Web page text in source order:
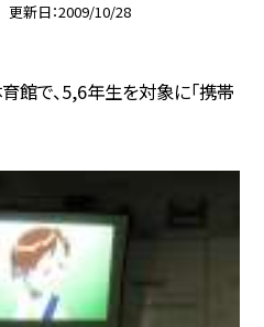
更新日 2009/10/28
館で、5,6年生を対象に「携帯